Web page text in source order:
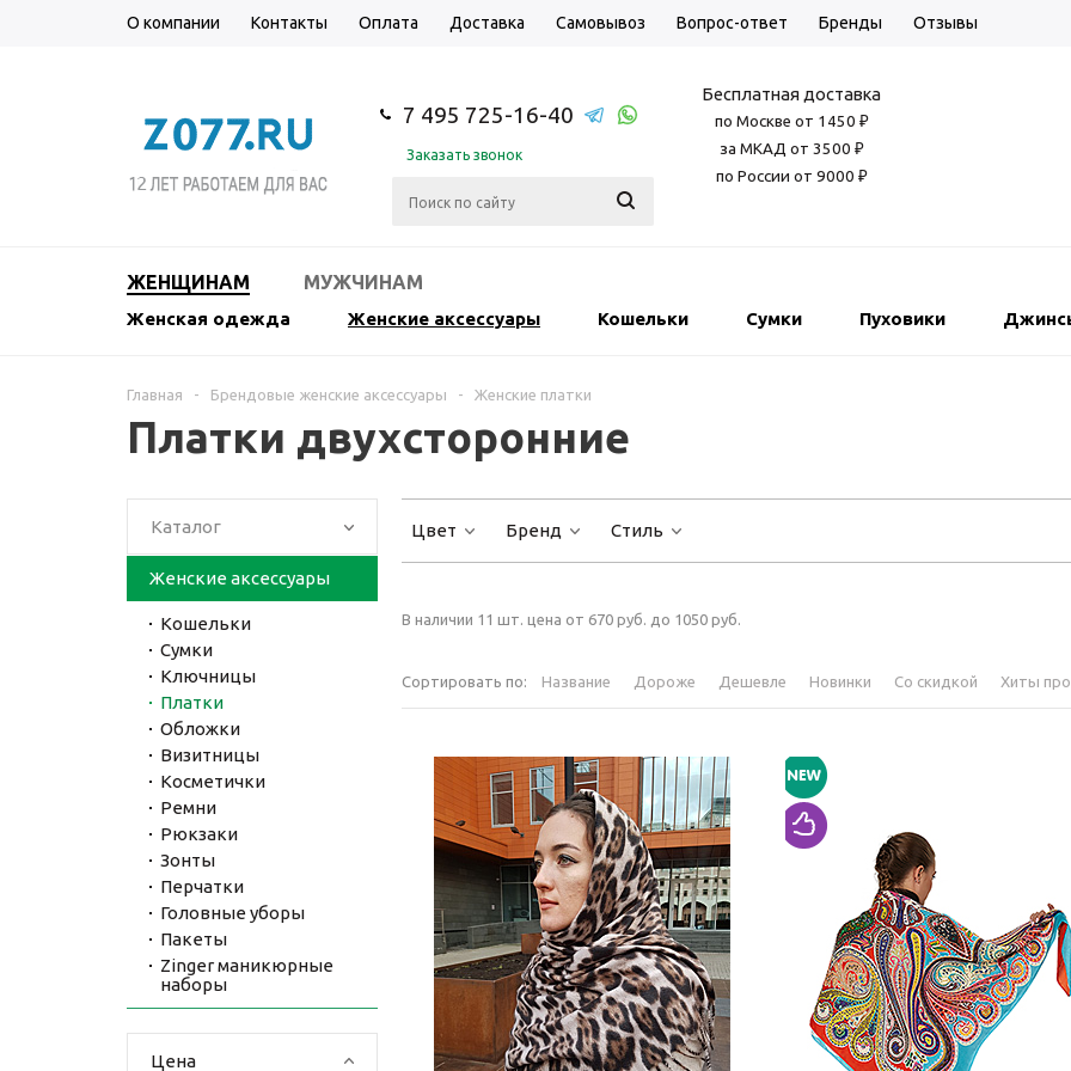
О компании Контакты Оплата Доставка Самовывоз Вопрос-ответ Бренды Отзывы
7 495 725-16-40
Заказать звонок
Бесплатная доставка
по Москве от 1450 ₽
за МКАД от 3500 ₽
по России от 9000 ₽
ЖЕНЩИНАМ МУЖЧИНАМ
Женская одежда Женские аксессуары Кошельки Сумки Пуховики
Главная - Брендовые женские аксессуары - Женские платки
Платки двухсторонние
Каталог
Женские аксессуары
Кошельки
Сумки
Ключницы
Платки
Обложки
Визитницы
Косметички
Ремни
Рюкзаки
Зонты
Перчатки
Головные уборы
Пакеты
Zinger маникюрные
наборы
Цена
Цвет Бренд Стиль
В наличии 11 шт. цена от 670 руб. до 1050 руб.
Сортировать по: Название Дороже Дешевле Новинки Со скидкой Хиты